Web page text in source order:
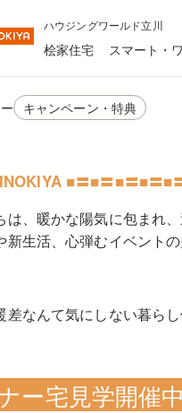
ハウジングワールド立川
桧家住宅 スマート・
キャンペーン・特典
■〓■〓■〓■〓■
は、暖かな陽気に包まれ
新生活、心弾むイベント
差なんて気にしない暮ら
ー宅見学開催